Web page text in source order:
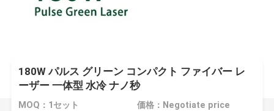
180W パルス グリーン コンパクト ファイバー レ
ーザー 一体型 水冷 ナノ秒
MOQ：1セット 価格：Negotiate price